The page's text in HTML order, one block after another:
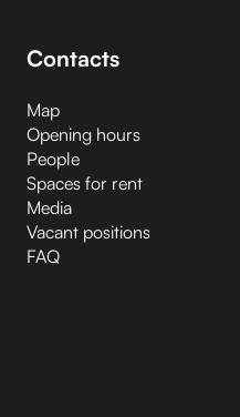
Contacts
Map
Opening hours
People
Spaces for rent
Media
Vacant positions
FAQ